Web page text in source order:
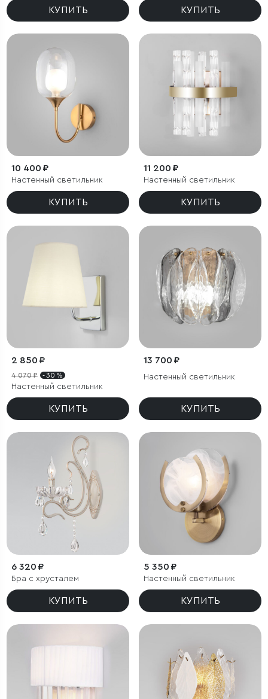
КУПИТЬ КУПИТЬ
10 400 ₽
Настенный светильник
КУПИТЬ
11 200 ₽
Настенный светильник
КУПИТЬ
2 850 ₽
4 070 ₽ - 30 %
Настенный светильник
КУПИТЬ
13 700 ₽
Настенный светильник
КУПИТЬ
6 320 ₽
Бра с хрусталем
КУПИТЬ
5 350 ₽
Настенный светильник
КУПИТЬ